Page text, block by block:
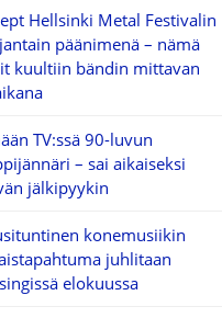
Hellsinki Metal Festivalin
päänimenä – nämä
kuultiin bändin mittavan
TV:ssä 90-luvun
– sai aikaiseksi
jälkipyykin
konemusiikin
juhlitaan
elokuussa